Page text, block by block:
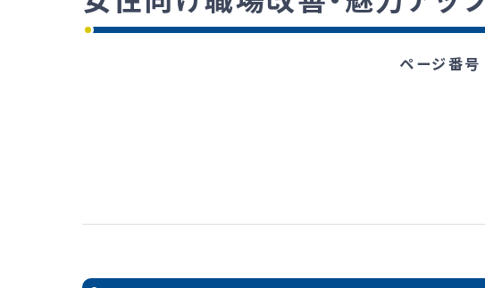
ページ番号